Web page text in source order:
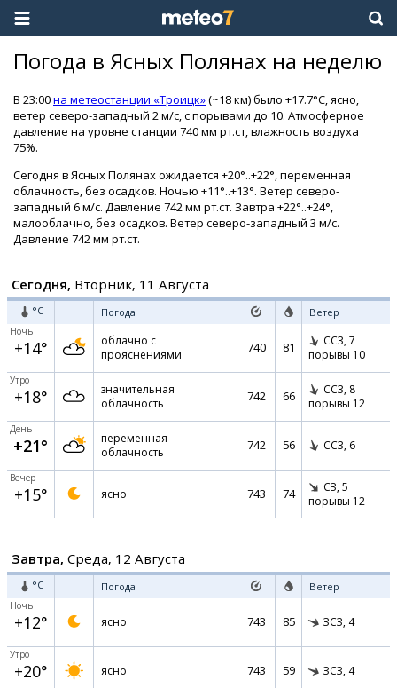
Погода в Ясных Полянах на неделю
В 23:00на метеостанции «Троицк»(~18 км) было +17.7°C, ясно,
ветер северо-западный 2 м/с, с порывами до 10. Атмосферное
давление на уровне станции 740 мм рт.ст, влажность воздуха
75%.
Сегодня в Ясных Полянах ожидается +20°..+22°, переменная
облачность, без осадков. Ночью +11°..+13°. Ветер северо-
западный 6 м/с. Давление 742 мм рт.ст. Завтра +22°..+24°,
малооблачно, без осадков. Ветер северо-западный 3 м/с.
Давление 742 мм рт.ст.
Сегодня, Вторник, 11 Августа
°C Погода Ветер
Ночь
+14°
облачно с
прояснениями
740 81 ССЗ, 7
порывы 10
Утро
+18°
значительная
облачность
742 66 ССЗ, 8
порывы 12
День
+21°
переменная
облачность
742 56 ССЗ, 6
Вечер
+15° ясно 743 74 СЗ, 5
порывы 12
Завтра, Среда, 12 Августа
°C Погода Ветер
Ночь
+12° ясно 743 85 ЗСЗ, 4
Утро
+20° ясно 743 59 ЗСЗ, 4